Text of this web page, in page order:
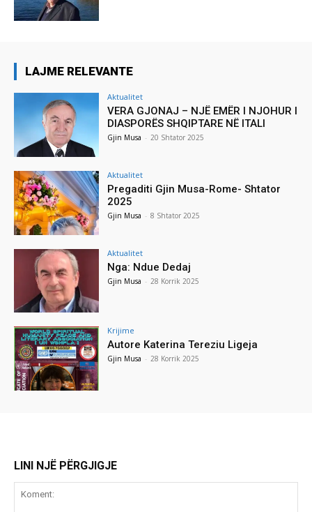
LAJME RELEVANTE
Aktualitet
VERA GJONAJ – NJË EMËR I NJOHUR I
DIASPORËS SHQIPTARE NË ITALI
Gjin Musa - 20 Shtator 2025
Aktualitet
Pregaditi Gjin Musa-Rome- Shtator
2025
Gjin Musa - 8 Shtator 2025
Aktualitet
Nga: Ndue Dedaj
Gjin Musa - 28 Korrik 2025
Krijime
Autore Katerina Tereziu Ligeja
Gjin Musa - 28 Korrik 2025
LINI NJË PËRGJIGJE